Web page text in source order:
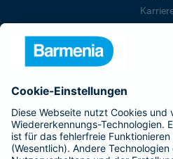
Barmenia ist Teil der
BELIEBTE
Kranken-